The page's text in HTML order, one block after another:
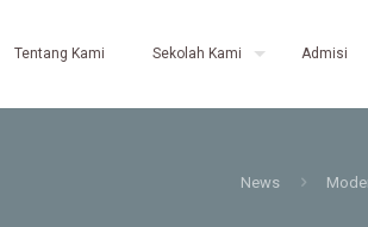
Tentang Kami Sekolah Kami Admisi
News